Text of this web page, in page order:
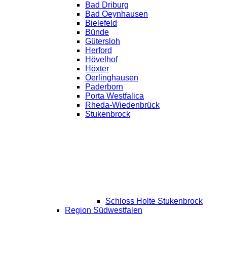
Bad Driburg
Bad Oeynhausen
Bielefeld
Bünde
Gütersloh
Herford
Hövelhof
Höxter
Oerlinghausen
Paderborn
Porta Westfalica
Rheda-Wiedenbrück
Stukenbrock
Schloss Holte Stukenbrock
Region Südwestfalen